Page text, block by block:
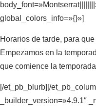
global_colors_info=»{}»]
Horarios de tarde, para
Empezamos en la
que comience la
[/et_pb_blurb][/
_builder_version=»4.9.1″